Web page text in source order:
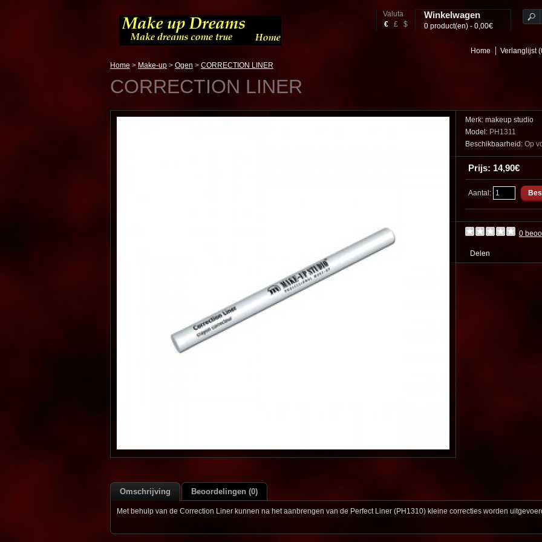
Valuta
€
£ $
Winkelwagen
0 product(en) - 0,00€
Home
Verlanglijst
Home > Make-up > Ogen > CORRECTION LINER
CORRECTION LINER
Merk: makeup studio
Model: PH1311
Beschikbaarheid: Op
Prijs: 14,90€
Aantal:
0
Delen
Omschrijving Beoordelingen (0)
Met behulp van de Correction Liner kunnen na het aanbrengen van de Perfect Liner (PH1310) kleine correcties worden